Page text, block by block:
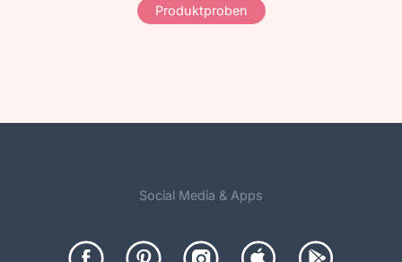
Produktproben
Social Media & Apps